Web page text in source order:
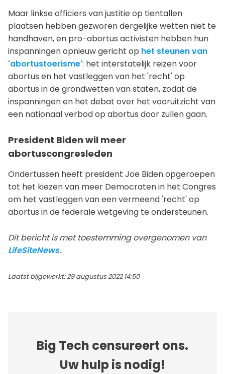
Maar linkse officiers van justitie op tientallen
plaatsen hebben gezworen dergelijke wetten niet te
handhaven, en pro-abortus activisten hebben hun
inspanningen opnieuw gericht op het steunen van
'abortustoerisme': het interstatelijk reizen voor
abortus en het vastleggen van het 'recht' op
abortus in de grondwetten van staten, zodat de
inspanningen en het debat over het vooruitzicht van
een nationaal verbod op abortus door zullen gaan.
President Biden wil meer
abortuscongresleden
Ondertussen heeft president Joe Biden opgeroepen
tot het kiezen van meer Democraten in het Congres
om het vastleggen van een vermeend 'recht' op
abortus in de federale wetgeving te ondersteunen.
Dit bericht is met toestemming overgenomen van
LifeSiteNews.
Laatst bijgewerkt: 29 augustus 2022 14:50
Big Tech censureert ons.
Uw hulp is nodig!